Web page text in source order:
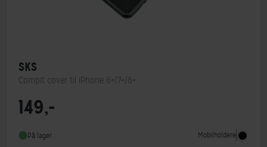
SKS
Compit cover til iPhone 6+/7+/8+
149,-
På lager Mobilholdere